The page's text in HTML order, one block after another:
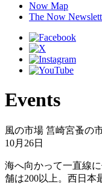
Now Map
The Now
Events
風の市場 筥崎宮蚤の
10月26日
海へ向かって一直線
舗は200以上。西日本